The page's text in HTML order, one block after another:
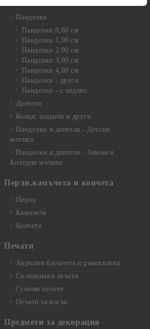
Панделки
Панделки 0,60 см
Панделки 1,00 см
Панделки 2,00 см
Панделки 3,00 см
Панделки 4,00 см
Панделки - други
Панделки - с надпис
Дантели
Конци, ширити и други
Панделки и дантели - Детски
мотиви
Панделки и дантели - Зимни и
Коледни мотиви
Перли,камъчета и копчета
Перли
Камъчета
Копчета
Печати
Акрилни блокчета и ръкохватки
Силиконови печати
Гумени печати
Печати за восък
Предмети за декорация